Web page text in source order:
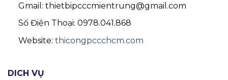
Gmail: thietbipcccmientrung@gmail.com
Số Điện Thoại: 0978.041.868
Website: thicongpccchcm.com
DICH VỤ